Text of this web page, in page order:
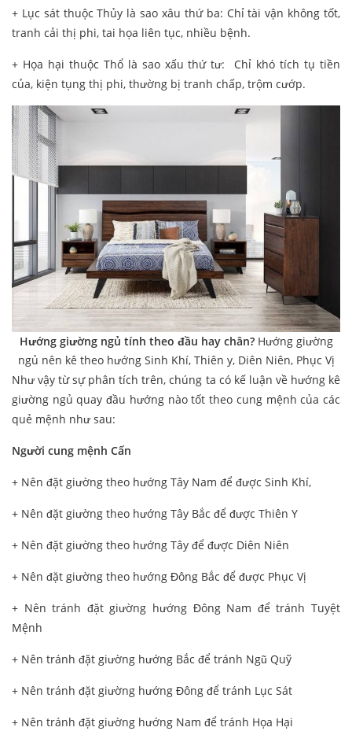
+ Lục sát thuộc Thủy là sao xâu thứ ba: Chỉ tài vận không tốt,
tranh cải thị phi, tai họa liên tục, nhiều bệnh.
+ Họa hại thuộc Thổ là sao xấu thứ tư: Chỉ khó tích tụ tiền
của, kiện tụng thị phi, thường bị tranh chấp, trộm cướp.
Hướng giường ngủ tính theo đầu hay chân?Hướng giường
ngủ nên kê theo hướng Sinh Khí, Thiên y, Diên Niên, Phục Vị
Như vậy từ sự phân tích trên, chúng ta có kế luận về hướng kê
giường ngủ quay đầu hướng nào tốt theo cung mệnh của các
quẻ mệnh như sau:
Người cung mệnh Cấn
+ Nên đặt giường theo hướng Tây Nam để được Sinh Khí,
+ Nên đặt giường theo hướng Tây Bắc để được Thiên Y
+ Nên đặt giường theo hướng Tây để được Diên Niên
+ Nên đặt giường theo hướng Đông Bắc để được Phục Vị
+ Nên tránh đặt giường hướng Đông Nam để tránh Tuyệt
Mệnh
+ Nên tránh đặt giường hướng Bắc để tránh Ngũ Quỹ
+ Nên tránh đặt giường hướng Đông để tránh Lục Sát
+ Nên tránh đặt giường hướng Nam để tránh Họa Hại